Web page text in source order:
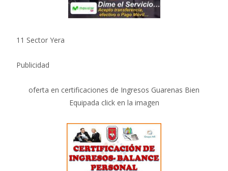
11 Sector Yera
Publicidad
oferta en certificaciones de Ingresos Guarenas Bien
Equipada click en la imagen